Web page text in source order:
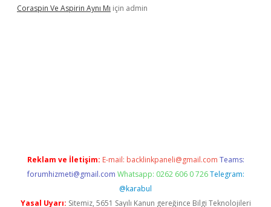
Coraspin Ve Aspirin Aynı Mı için admin
Reklam ve İletişim: E-mail: backlinkpaneli@gmail.com Teams:
forumhizmeti@gmail.com Whatsapp: 0262 606 0 726 Telegram:
@karabul
Yasal Uyarı: Sitemiz, 5651 Sayılı Kanun gereğince Bilgi Teknolojileri